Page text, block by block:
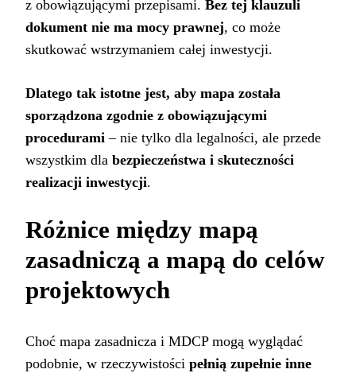
z obowiązującymi przepisami. Bez tej klauzuli
dokument nie ma mocy prawnej, co może
skutkować wstrzymaniem całej inwestycji.
Dlatego tak istotne jest, aby mapa została
sporządzona zgodnie z obowiązującymi
procedurami – nie tylko dla legalności, ale przede
wszystkim dla bezpieczeństwa i skuteczności
realizacji inwestycji.
Różnice między mapą
zasadniczą a mapą do celów
projektowych
Choć mapa zasadnicza i MDCP mogą wyglądać
podobnie, w rzeczywistości pełnią zupełnie inne